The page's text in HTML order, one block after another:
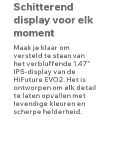
Schitterend
display voor elk
moment
Maak je klaar om
versteld te staan van
het verbluffende 1,47"
IPS-display van de
HiFuture EVO2. Het is
ontworpen om elk detail
te laten opvallen met
levendige kleuren en
scherpe helderheid.